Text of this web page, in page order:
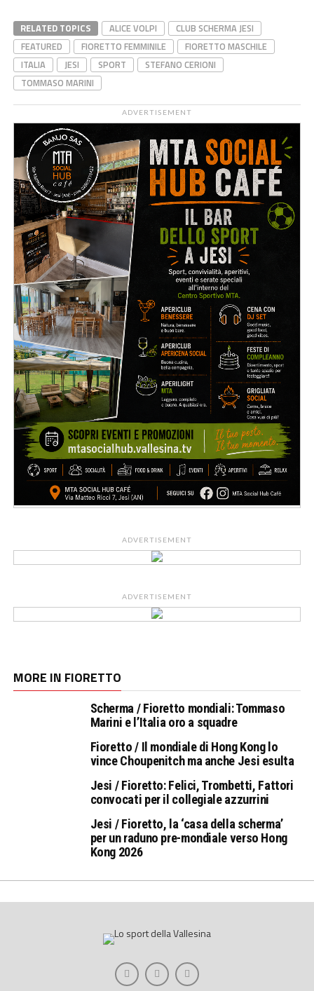
RELATED TOPICS ALICE VOLPI
CLUB SCHERMA JESI
FEATURED
FIORETTO FEMMINILE
FIORETTO MASCHILE
ITALIA
JESI SPORT
STEFANO CERIONI
TOMMASO MARINI
ADVERTISEMENT
ADVERTISEMENT
ADVERTISEMENT
MORE IN FIORETTO
Scherma / Fioretto mondiali: Tommaso
Marini e l’Italia oro a squadre
Fioretto / Il mondiale di Hong Kong lo
vince Choupenitch ma anche Jesi esulta
Jesi / Fioretto: Felici, Trombetti, Fattori
convocati per il collegiale azzurrini
Jesi / Fioretto, la ‘casa della scherma’
per un raduno pre-mondiale verso Hong
Kong 2026